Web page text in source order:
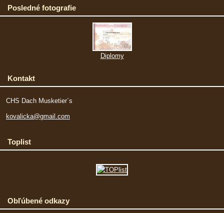
Posledné fotografie
Diplomy
Kontakt
CHS Dach Musketier´s
kovalicka@gmail.com
Toplist
Obľúbené odkazy